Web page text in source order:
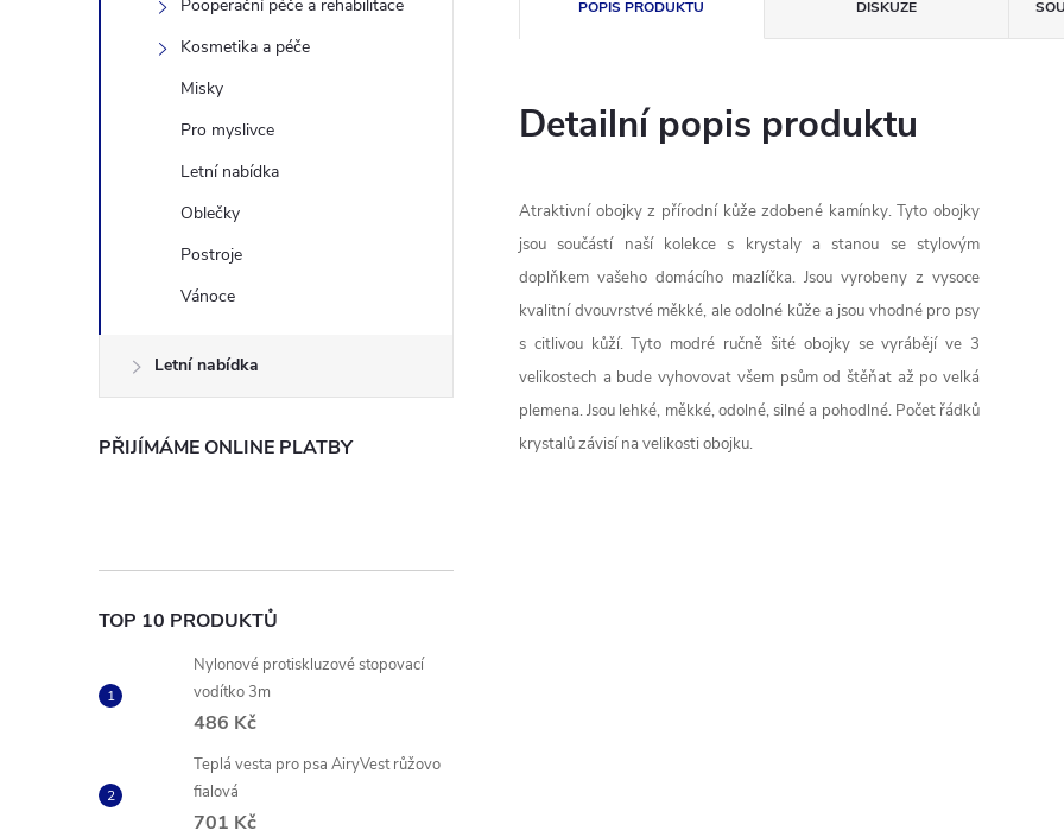
Pooperační péče a rehabilitace
Kosmetika a péče
Misky
Pro myslivce
Letní nabídka
Oblečky
Postroje
Vánoce
Letní nabídka
PŘIJÍMÁME ONLINE PLATBY
TOP 10 PRODUKTŮ
Nylonové protiskluzové stopovací
vodítko 3m
486 Kč
Teplá vesta pro psa AiryVest růžovo
fialová
701 Kč
POPIS PRODUKTU DISKUZE
Detailní popis produktu
Atraktivní obojky z přírodní kůže zdobené kamínky. Tyto obojky
jsou součástí naší kolekce s krystaly a stanou se stylovým
doplňkem vašeho domácího mazlíčka. Jsou vyrobeny z vysoce
kvalitní dvouvrstvé měkké, ale odolné kůže a jsou vhodné pro psy
s citlivou kůží. Tyto modré ručně šité obojky se vyrábějí ve 3
velikostech a bude vyhovovat všem psům od štěňat až po velká
plemena.Jsou lehké, měkké,odolné, silné a pohodlné. Počet řádků
krystalůzávisí na velikostiobojku.